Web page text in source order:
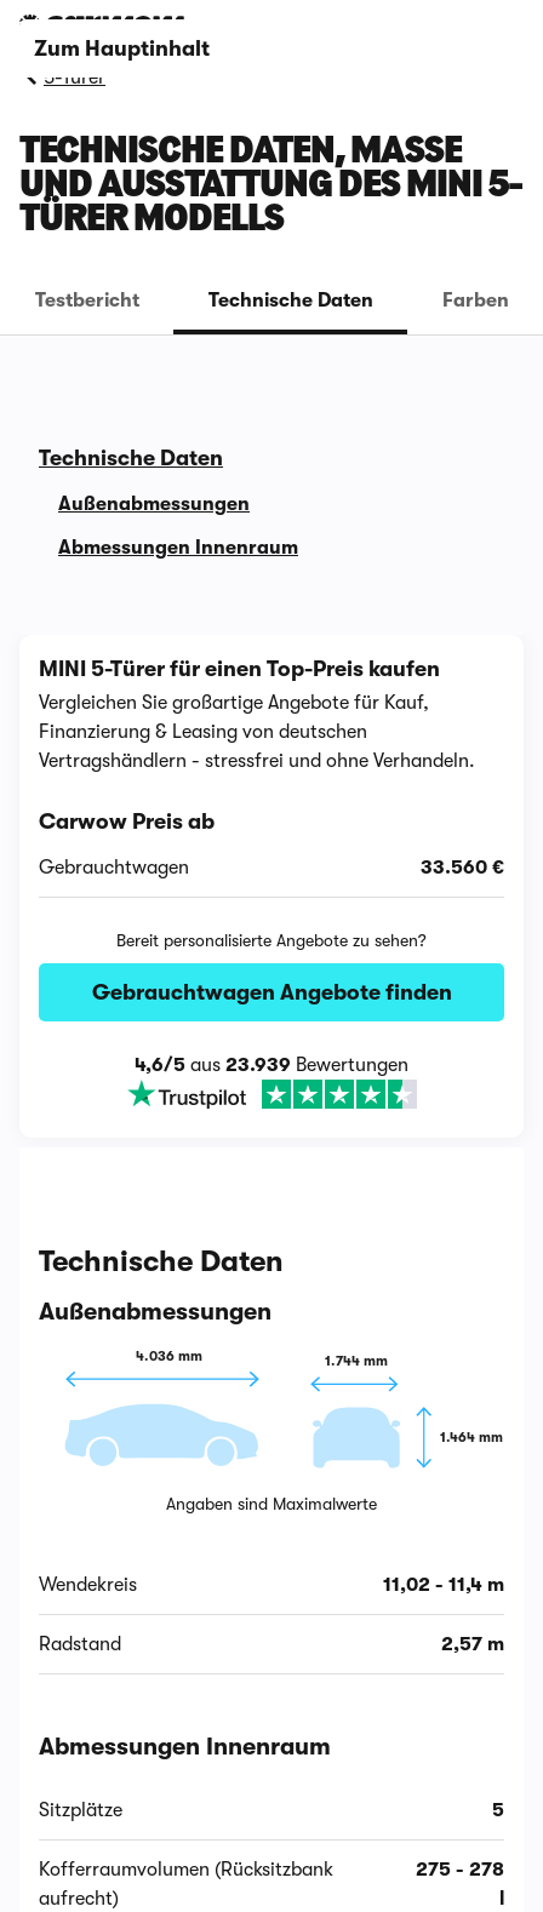
Zum Hauptinhalt
5-Türer
TECHNISCHE DATEN, MASSE U
ND AUSSTATTUNG DES MINI 5-T
ÜRER MODELLS
Testbericht Technische Daten Farben
Technische Daten
Außenabmessungen
Abmessungen Innenraum
MINI 5-Türer für einen Top-Preis kaufen
Vergleichen Sie großartige Angebote für Kauf,
Finanzierung & Leasing von deutschen
Vertragshändlern - stressfrei und ohne Verhandeln.
Carwow Preis ab
Gebrauchtwagen 33.560 €
Bereit personalisierte Angebote zu sehen?
Gebrauchtwagen Angebote finden
4,6/5 aus 23.939 Bewertungen
Technische Daten
Außenabmessungen
4.036 mm 1.744 mm
1.464 mm
Angaben sind Maximalwerte
Wendekreis 11,02 - 11,4 m
Radstand 2,57 m
Abmessungen Innenraum
Sitzplätze 5
Kofferraumvolumen (Rücksitzbank
aufrecht)
275 - 278